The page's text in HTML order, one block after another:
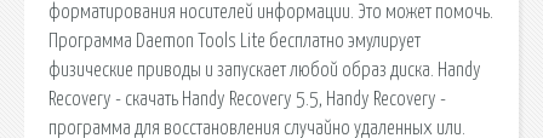
форматирования носителей информации. Это может помочь.
Программа Daemon Tools Lite бесплатно эмулирует
физические приводы и запускает любой образ диска. Handy
Recovery - скачать Handy Recovery 5.5, Handy Recovery -
программа для восстановления случайно удаленных или.